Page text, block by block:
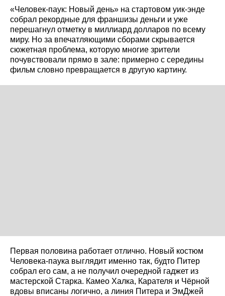
«Человек-паук: Новый день» на стартовом уик-энде
собрал рекордные для франшизы деньги и уже
перешагнул отметку в миллиард долларов по всему
миру. Но за впечатляющими сборами скрывается
сюжетная проблема, которую многие зрители
почувствовали прямо в зале: примерно с середины
фильм словно превращается в другую картину.
Первая половина работает отлично. Новый костюм
Человека-паука выглядит именно так, будто Питер
собрал его сам, а не получил очередной гаджет из
мастерской Старка. Камео Халка, Карателя и Чёрной
вдовы вписаны логично, а линия Питера и ЭмДжей